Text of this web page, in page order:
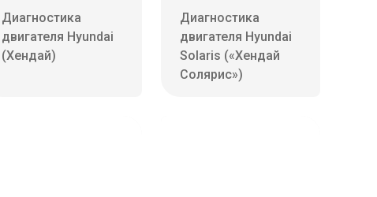
Диагностика
двигателя Hyundai
(Хендай)
Диагностика
двигателя Hyundai
Solaris («Хендай
Солярис»)